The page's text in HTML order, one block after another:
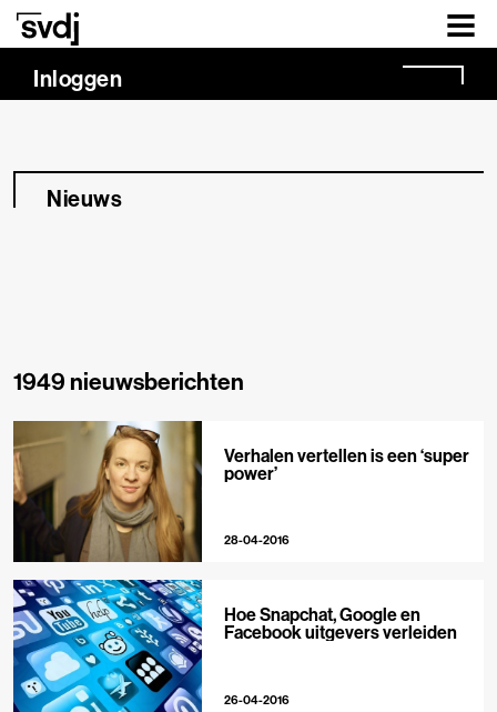
Naar hoofdinhoud
Inloggen
Nieuws
1949 nieuwsberichten
Verhalen vertellen is een ‘super
power’
28-04-2016
Hoe Snapchat, Google en
Facebook uitgevers verleiden
26-04-2016